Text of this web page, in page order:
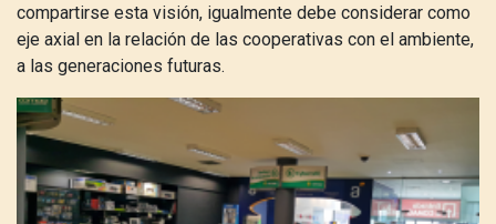
compartirse esta visión, igualmente debe considerar como
eje axial en la relación de las cooperativas con el ambiente,
a las generaciones futuras.